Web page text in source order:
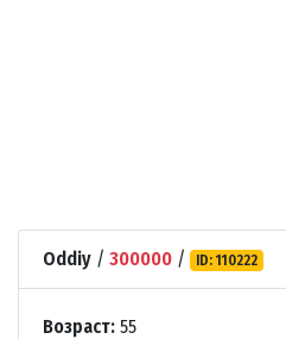
Oddiy / 300000 / ID: 110222
Возраст: 55